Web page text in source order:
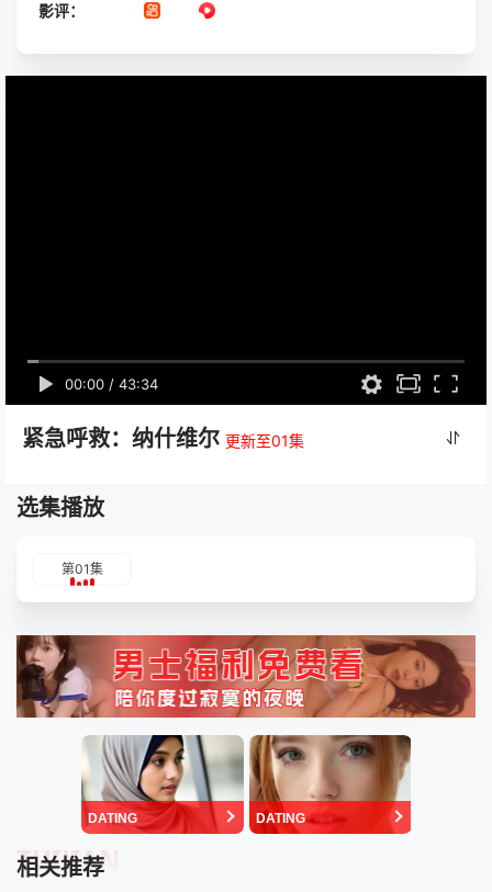
影评：
00:00 / 43:34
紧急呼救：纳什维尔 更新至01集
选集播放
第01集
DATING DATING
相关推荐
TUIJIAN